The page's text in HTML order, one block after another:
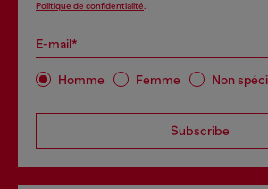
Politique de confidentialité.
E-mail*
Homme Femme Non
Subscribe